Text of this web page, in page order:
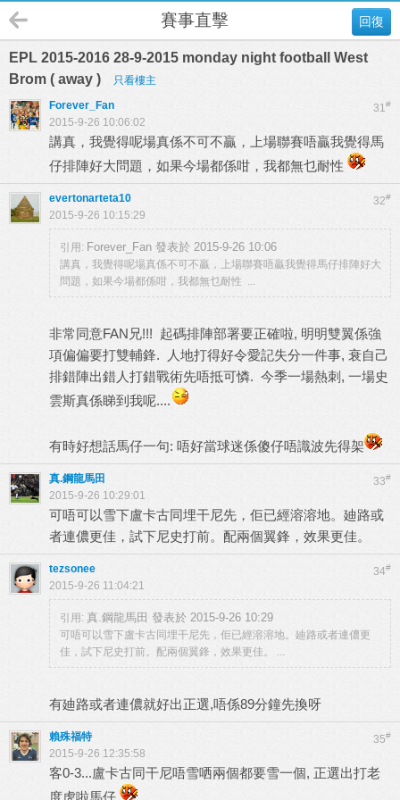
回復
賽事直擊
EPL 2015-2016 28-9-2015 monday night football West
Brom ( away )
只看樓主
31#
Forever_Fan
2015-9-26 10:06:02
講真，我覺得呢場真係不可不贏，上場聯賽唔贏我覺得馬
仔排陣好大問題，如果今場都係咁，我都無乜耐性
32#
evertonarteta10
2015-9-26 10:15:29
引用: Forever_Fan 發表於 2015-9-26 10:06
講真，我覺得呢場真係不可不贏，上場聯賽唔贏我覺得馬仔排陣好大
問題，如果今場都係咁，我都無乜耐性 ...
非常同意FAN兄!!! 起碼排陣部署要正確啦, 明明雙翼係強
項偏偏要打雙輔鋒. 人地打得好令愛記失分一件事, 衰自己
排錯陣出錯人打錯戰術先唔抵可憐. 今季一場熱刺, 一場史
雲斯真係睇到我呢....
有時好想話馬仔一句: 唔好當球迷係傻仔唔識波先得架
33#
真.鋼龍馬田
2015-9-26 10:29:01
可唔可以雪下盧卡古同埋干尼先，佢已經溶溶地。廸路或
者連儂更佳，試下尼史打前。配兩個翼鋒，效果更佳。
34#
tezsonee
2015-9-26 11:04:21
引用: 真.鋼龍馬田 發表於 2015-9-26 10:29
可唔可以雪下盧卡古同埋干尼先，佢已經溶溶地。廸路或者連儂更
佳，試下尼史打前。配兩個翼鋒，效果更佳。 ...
有廸路或者連儂就好出正選,唔係89分鐘先換呀
35#
賴殊福特
2015-9-26 12:35:58
客0-3...盧卡古同干尼唔雪哂兩個都要雪一個, 正選出打老
度虎啦馬仔